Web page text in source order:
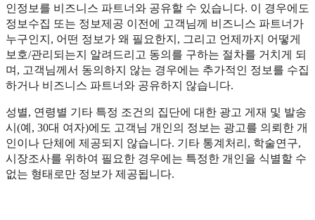
인정보를 비즈니스 파트너와 공유할 수 있습니다. 이 경우에도
정보수집 또는 정보제공 이전에 고객님께 비즈니스 파트너가
누구인지, 어떤 정보가 왜 필요한지, 그리고 언제까지 어떻게
보호/관리되는지 알려드리고 동의를 구하는 절차를 거치게 되
며, 고객님께서 동의하지 않는 경우에는 추가적인 정보를 수집
하거나 비즈니스 파트너와 공유하지 않습니다.
성별, 연령별 기타 특정 조건의 집단에 대한 광고 게재 및 발송
시(예, 30대 여자)에도 고객님 개인의 정보는 광고를 의뢰한 개
인이나 단체에 제공되지 않습니다. 기타 통계처리, 학술연구,
시장조사를 위하여 필요한 경우에는 특정한 개인을 식별할 수
없는 형태로만 정보가 제공됩니다.